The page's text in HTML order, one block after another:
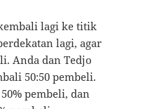
lagi ke titik
lagi, agar
Anda dan Tedjo
50:50 pembeli.
pembeli, dan